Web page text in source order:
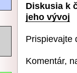
Diskusia k
jeho vývoj
Prispievajte
Komentár,